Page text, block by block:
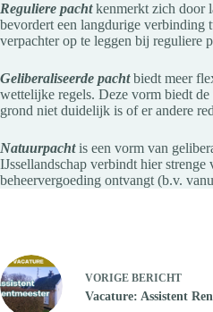
Reguliere pachtkenmerkt zich door
bevordert een langdurige verbinding
verpachter op te leggen bij reguliere
Geliberaliseerde pachtbiedt meer
wettelijke regels. Deze vorm biedt de
grond niet duidelijk is of er andere
Natuurpacht is een vorm van
IJssellandschap verbindt hier
beheervergoeding ontvangt (b.v.
VORIGE BERICHT
Vacature: Assistent